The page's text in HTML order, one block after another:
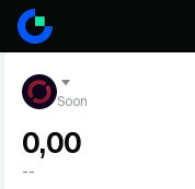
Soon
0,00
--